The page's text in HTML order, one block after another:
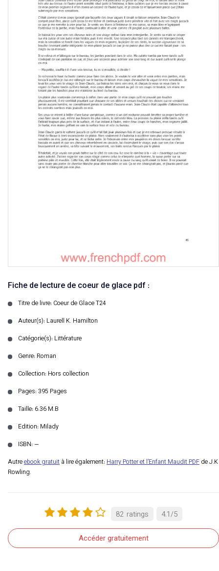
Fiche de lecture de coeur de glace pdf :
Titre de livre: Coeur de Glace T24
Auteur(s): Laurell K. Hamilton
Catégorie(s): Littérature
Genre: Roman
Collection: Hors collection
Pages: 395 Pages
Taille: 6.36 M.B
Edition: Milady
ISBN: —
Autreebook gratuit à lire également: Harry Potter et l’Enfant Maudit PDF de J.K
Rowling.
Accéder gratuitement
4.1/5
82 ratings